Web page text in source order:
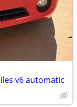
v6 automatic